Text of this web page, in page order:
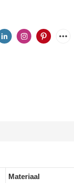
Materiaal